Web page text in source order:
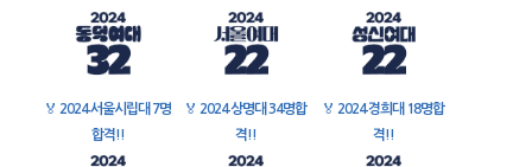
🏅 2024 서울시립대 7명
합격!!
🏅 2024 상명대 34명합
격!!
🏅 2024 경희대 18명합
격!!